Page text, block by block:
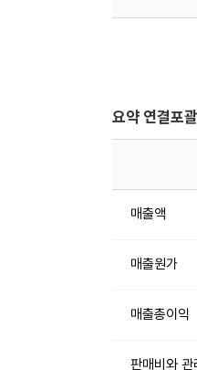
요약 연결포
매출액
매출원가
매출총이익
판매비와 관